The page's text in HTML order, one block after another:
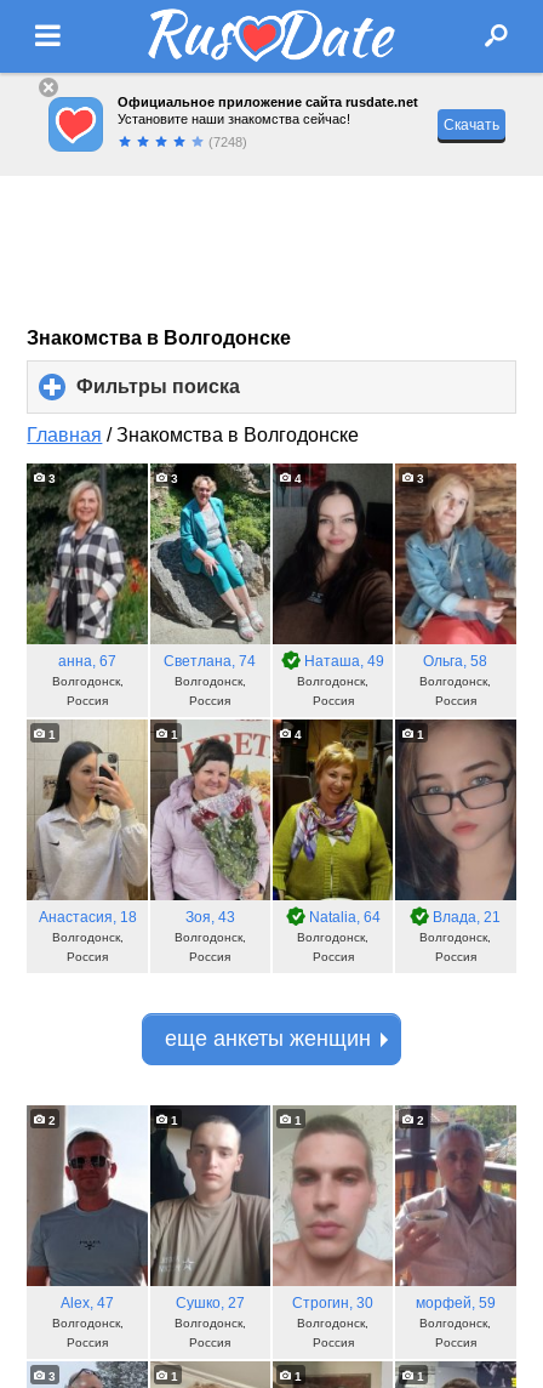
Официальное приложение сайта rusdate.net
Установите наши знакомства сейчас!
(7248)
Скачать
Знакомства в Волгодонске
Фильтры поиска
to
expand
contents
Главная /Знакомства в Волгодонске
3
анна, 67
Волгодонск,
Россия
3
Светлана, 74
Волгодонск,
Россия
4
Наташа, 49
Волгодонск,
Россия
3
Ольга, 58
Волгодонск,
Россия
1
Анастасия, 18
Волгодонск,
Россия
1
Зоя, 43
Волгодонск,
Россия
4
Natalia, 64
Волгодонск,
Россия
1
Влада, 21
Волгодонск,
Россия
еще анкеты женщин
2
Alex, 47
Волгодонск,
Россия
1
Сушко, 27
Волгодонск,
Россия
1
Строгин, 30
Волгодонск,
Россия
2
морфей, 59
Волгодонск,
Россия
3 1 1 1